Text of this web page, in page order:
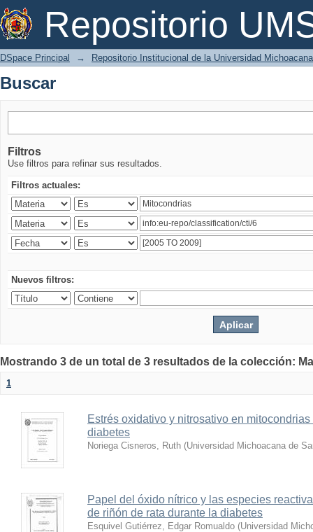
Repositorio
Buscar
DSpace Principal → Repositorio Institucional de la Universidad
Buscar
Filtros
Use filtros para refinar sus resultados.
Filtros actuales:
Nuevos filtros:
Mostrando 3 de un total de 3 resultados de la colección:
1
Estrés oxidativo y nitrosativo en
diabetes
Noriega Cisneros, Ruth (Universidad Michoacana de
Papel del óxido nítrico y las especies
de riñón de rata durante la diabetes
Esquivel Gutiérrez, Edgar Romualdo (Universidad